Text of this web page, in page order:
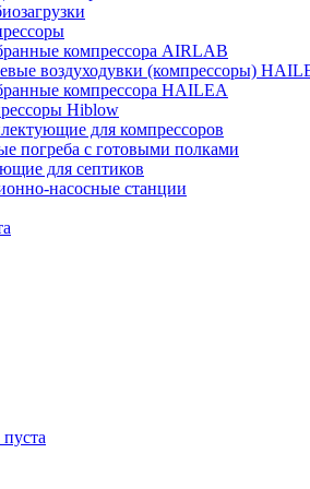
компрессора AIRLAB
воздуходувки (компрессоры)
компрессора HAILEA
Hiblow
для компрессоров
погреба с готовыми полками
для септиков
насосные станции